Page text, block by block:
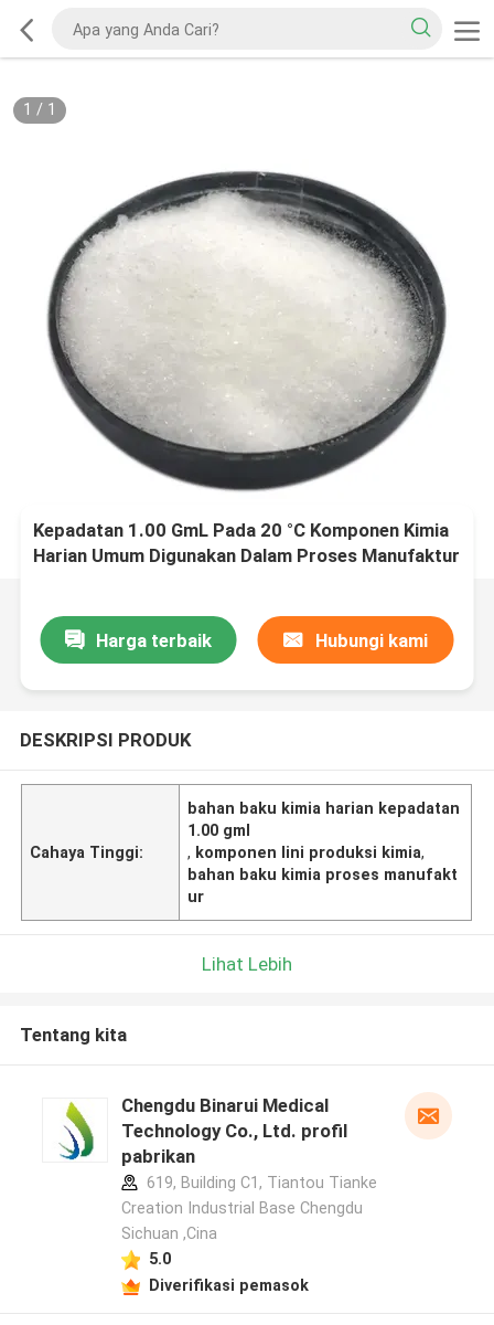
1 / 1
Kepadatan 1.00 GmL Pada 20 °C Komponen Kimia
Harian Umum Digunakan Dalam Proses Manufaktur
Harga terbaik Hubungi kami
DESKRIPSI PRODUK
Cahaya Tinggi:
bahan baku kimia harian kepadatan
1.00 gml
, komponen lini produksi kimia,
bahan baku kimia proses manufakt
ur
Lihat Lebih
Tentang kita
Chengdu Binarui Medical
Technology Co., Ltd. profil
pabrikan
619, Building C1, Tiantou Tianke
Creation Industrial Base Chengdu
Sichuan ,Cina
5.0
Diverifikasi pemasok